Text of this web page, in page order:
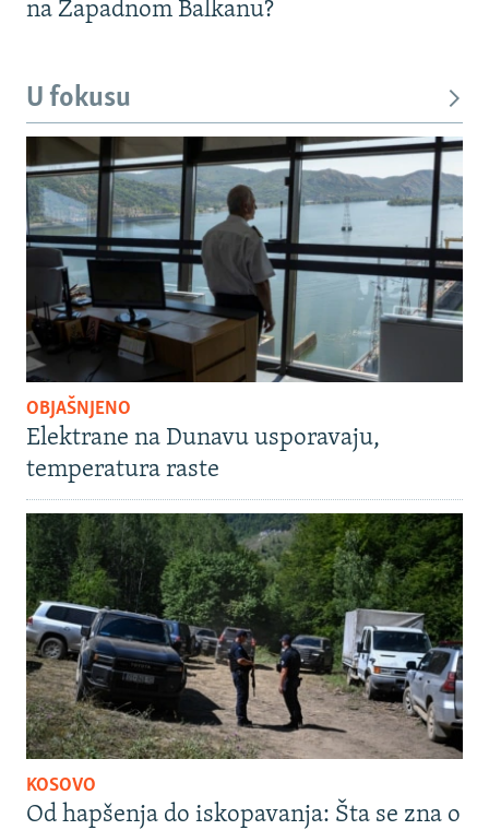
na Zapadnom Balkanu?
U fokusu
OBJAŠNJENO
Elektrane na Dunavu usporavaju,
temperatura raste
KOSOVO
Od hapšenja do iskopavanja: Šta se zna o